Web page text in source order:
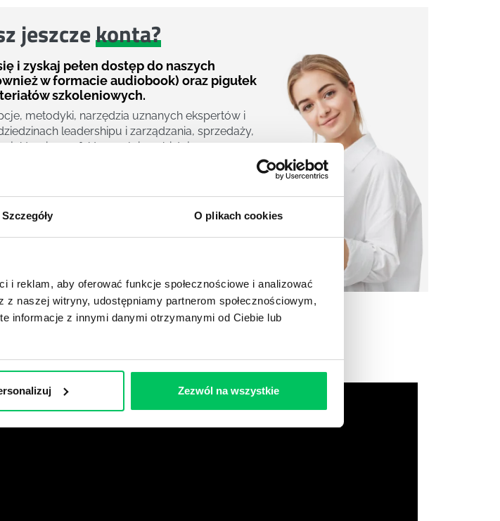
Szczegóły O plikach cookies
reklam, aby oferować funkcje społecznościowe i analizować
naszej witryny, udostępniamy partnerom społecznościowym,
informacje z innymi danymi otrzymanymi od Ciebie lub
Zezwól na wszystkie
jeszczekonta?
i zyskaj pełen dostęp do naszych
w formacie audiobook) oraz pigułek
szkoleniowych.
metodyki, narzędzia uznanych ekspertów i
leadershipu i zarządzania, sprzedaży,
czy efektywności osobistej.
raportów w wersji audiobook